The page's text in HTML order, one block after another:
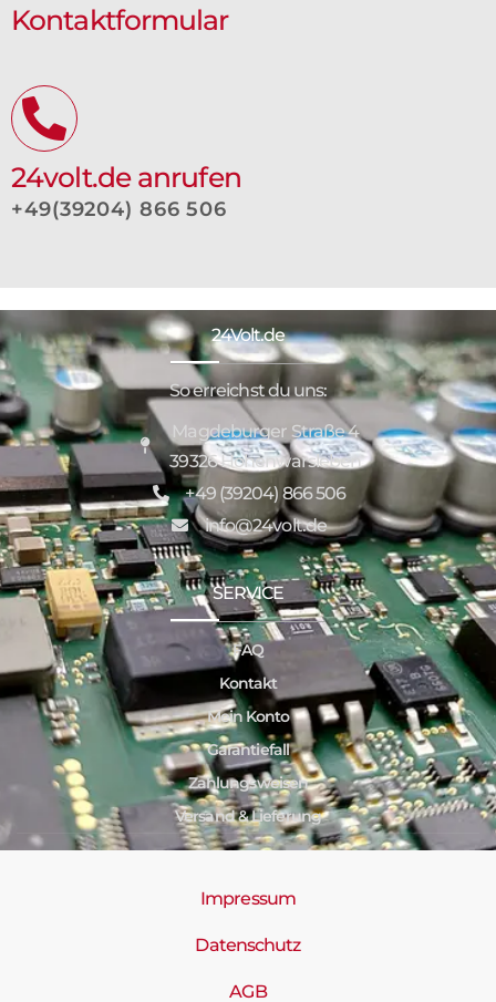
Kontaktformular
24volt.de anrufen
+49(39204) 866 506
24Volt.de
So erreichst du uns:
Magdeburger Straße 4
39326 Hohenwarsleben
+49 (39204) 866 506
info@24volt.de
SERVICE
FAQ
Kontakt
Mein Konto
Garantiefall
Zahlungsweisen
Versand & Lieferung
Impressum
Datenschutz
AGB